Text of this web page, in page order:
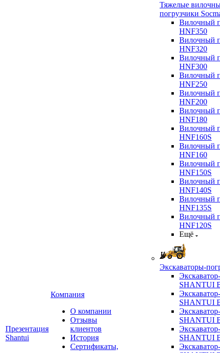
Презентация
Shantui
Компания
О компании
Отзывы
клиентов
История
Сертификаты,
Тяжелые
погрузчики
Вилочный
HNF350
Вилочный
HNF320
Вилочный
HNF300
Вилочный
HNF250
Вилочный
HNF200
Вилочный
HNF180
Вилочный
HNF160S
Вилочный
HNF160
Вилочный
HNF150S
Вилочный
HNF140S
Вилочный
HNF135S
Вилочный
HNF120S
Ещё
Экскаваторы-
SHANTUI
SHANTUI
SHANTUI
SHANTUI